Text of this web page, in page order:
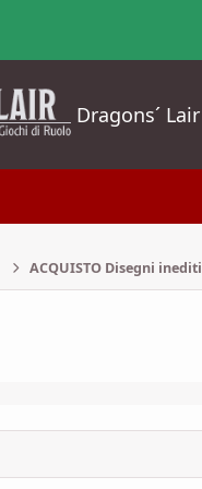
Dragons´ Lair
ACQUISTO Disegni inediti